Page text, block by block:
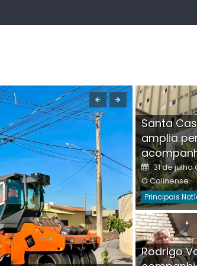
Santa
amplia
Posted
on
31 de julho
O Colinense
Principais
Rodrigo